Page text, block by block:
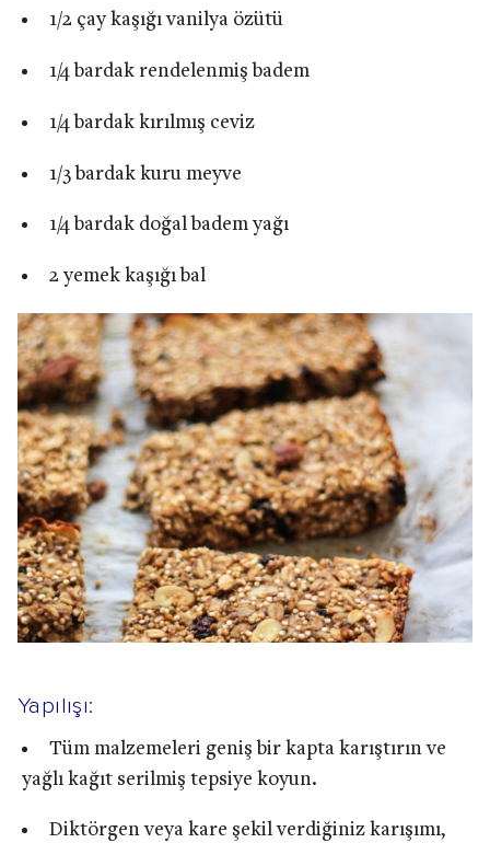
1/2 çay kaşığı vanilya özütü
1/4 bardak rendelenmiş badem
1/4 bardak kırılmış ceviz
1/3 bardak kuru meyve
1/4 bardak doğal badem yağı
2 yemek kaşığı bal
Yapılışı:
Tüm malzemeleri geniş bir kapta karıştırın ve
yağlı kağıt serilmiş tepsiye koyun.
Diktörgen veya kare şekil verdiğiniz karışımı,